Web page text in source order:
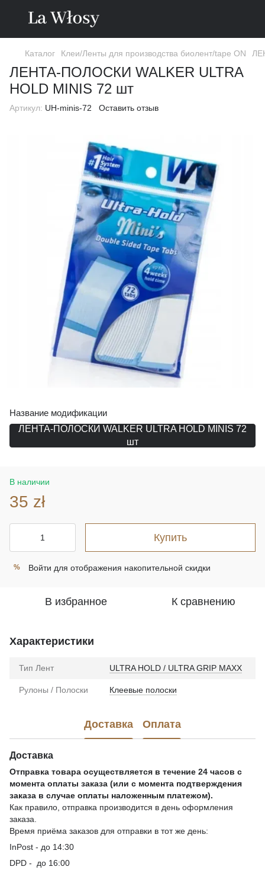
Каталог Клеи/Ленты для производства биолент/tape ON
ЛЕНТА-ПОЛОСКИ WALKER ULTRA
HOLD MINIS 72 шт
Артикул: UH-minis-72 Оставить отзыв
Название модификации
ЛЕНТА-ПОЛОСКИ WALKER ULTRA HOLD MINIS 72
шт
В наличии
35 zł
Купить
% Войти для отображения накопительной скидки
В избранное К сравнению
Характеристики
Тип Лент ULTRA HOLD / ULTRA GRIP MAXX
Рулоны / Полоски Клеевые полоски
Доставка Оплата
Доставка
Отправка товара осуществляется в течение 24 часов с
момента оплаты заказа (или с момента подтверждения
заказа в случае оплаты наложенным платежом).
Как правило, отправка производится в день оформления
заказа.
Время приёма заказов для отправки в тот же день:
InPost - до 14:30
DPD - до 16:00